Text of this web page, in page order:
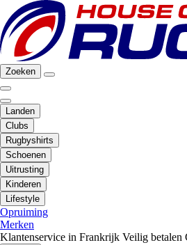
Zoeken
Landen
Clubs
Rugbyshirts
Schoenen
Uitrusting
Kinderen
Lifestyle
Opruiming
Merken
Klantenservice in Frankrijk Veilig betalen